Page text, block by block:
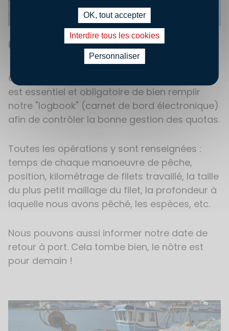
6. « Cher journal… »
Comme pour chaque opération de pêche, il
est essentiel et obligatoire de bien remplir
notre "logbook" (carnet de bord électronique)
afin de contrôler la bonne gestion des quotas.
Toutes les opérations y sont renseignées :
temps de chaque manoeuvre de pêche,
position, kilométrage de filets travaillé, la taille
du plus petit maillage du filet, la profondeur à
laquelle nous avons pêché, les espèces, etc.
Nous pouvons aussi informer notre date de
retour à port. Cela tombe bien, le nôtre est
pour demain !
OK, tout accepter
Interdire tous les cookies
Personnaliser